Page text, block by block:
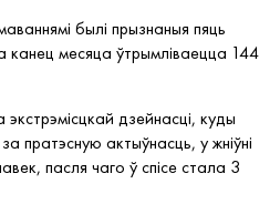
былі прызнаныя пяць
канец месяца ўтрымліваецца 144
дзейнасці, куды
пратэсную актыўнасць, у жніўні
пасля чаго ў спісе стала 3